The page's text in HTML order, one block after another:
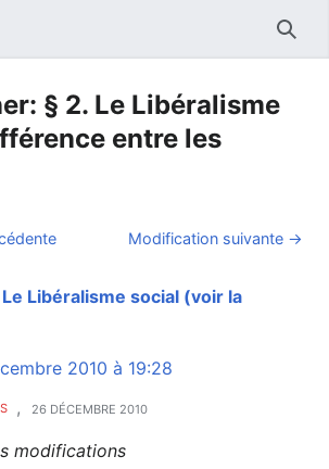
§ 2. Le Libéralisme
entre les
Modification suivante →
Libéralisme social (voir la
2010 à 19:28
, 26 DÉCEMBRE 2010
modifications